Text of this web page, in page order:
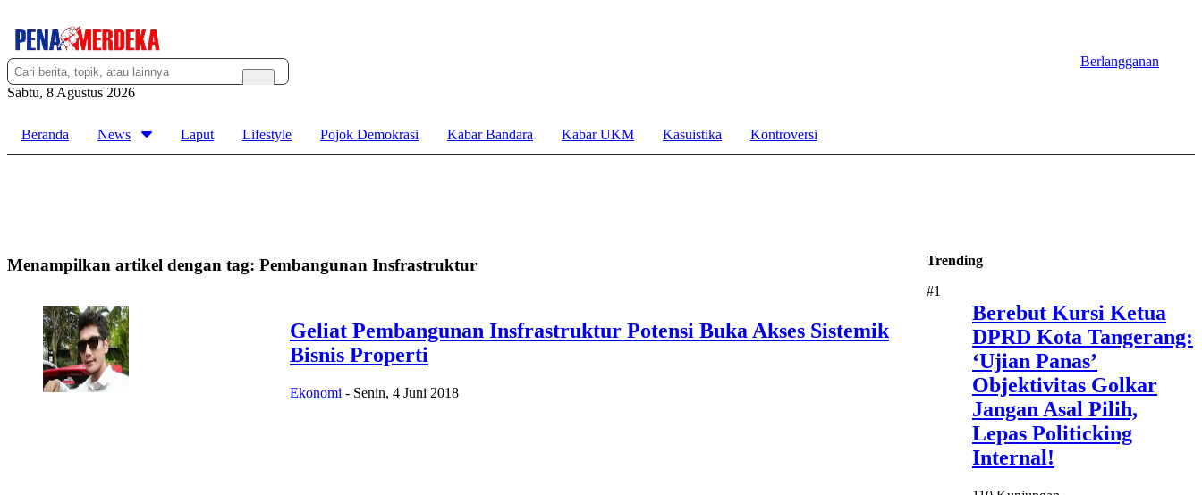
Sabtu, 8 Agustus 2026
Berlangganan
Beranda News Laput Lifestyle Pojok Demokrasi Kabar Bandara Kabar UKM Kasuistika Kontroversi
Menampilkan artikel dengan tag: Pembangunan Insfrastruktur
Geliat Pembangunan Insfrastruktur Potensi Buka Akses Sistemik
Bisnis Properti
Ekonomi - Senin, 4 Juni 2018
Trending
#1
Berebut Kursi Ketua
DPRD Kota Tangerang:
‘Ujian Panas’
Objektivitas Golkar
Jangan Asal Pilih,
Lepas Politicking
Internal!